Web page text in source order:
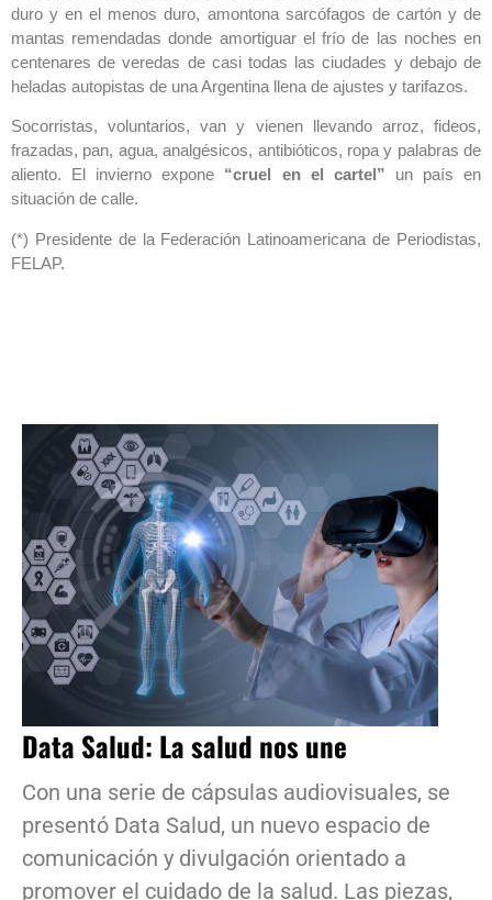
duro y en el menos duro, amontona sarcófagos de cartón y de
mantas remendadas donde amortiguar el frío de las noches en
centenares de veredas de casi todas las ciudades y debajo de
heladas autopistas de una Argentina llena de ajustes y tarifazos.
Socorristas, voluntarios, van y vienen llevando arroz, fideos,
frazadas, pan, agua, analgésicos, antibióticos, ropa y palabras de
aliento. El invierno expone “cruel en el cartel” un país en
situación de calle.
(*) Presidente de la Federación Latinoamericana de Periodistas,
FELAP.
Data Salud: La salud nos une
Con una serie de cápsulas audiovisuales, se
presentó Data Salud, un nuevo espacio de
comunicación y divulgación orientado a
promover el cuidado de la salud. Las piezas,